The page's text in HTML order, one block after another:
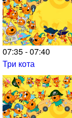
07:35 - 07:40
Три кота